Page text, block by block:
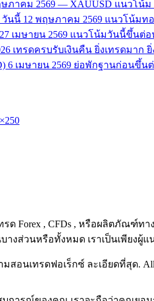
ภาคม 2569 — XAUUSD แนวโน้
นนี้ 12 พฤษภาคม 2569 แนวโน้มท
เมษายน 2569 แนวโน้มวันนี้ขึ้นต่
เทรดครบรับเงินคืน ยิ่งเทรดมาก
6 เมษายน 2569 ย่อพักฐานก่อนขึ้
รด Forex , CFDs , หรือผลิตภัณฑ์
างส่วนหรือทั้งหมด เราเป็นเพีย
มสอนเทรดฟอเร็กซ์ ละเอียดที่สุด. All